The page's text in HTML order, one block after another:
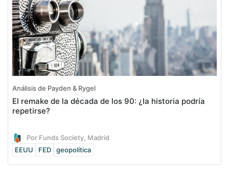
Análisis de Payden & Rygel
El remake de la década de los 90: ¿la historia podría
repetirse?
Por Funds Society, Madrid
EEUU
FED geopolítica